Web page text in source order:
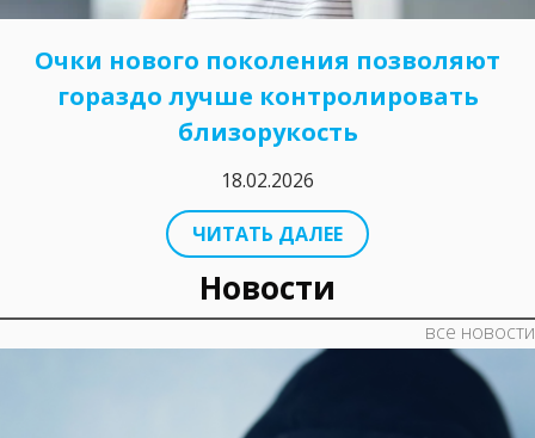
Очки нового поколения позволяют
гораздо лучше контролировать
близорукость
18.02.2026
ЧИТАТЬ ДАЛЕЕ
Новости
все новости